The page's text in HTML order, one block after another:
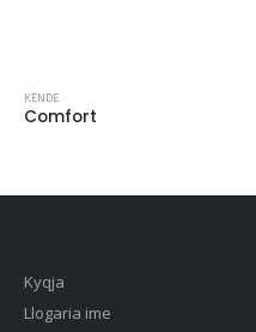
KËNDE
Comfort
Kyqja
Llogaria ime